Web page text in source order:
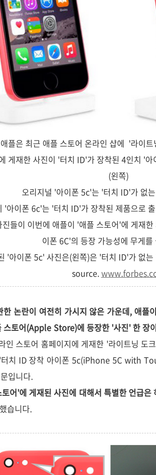
플은 최근 애플 스토어 온라인 샵에 '라이트
게재한 사진이 '터치 ID'가 장착된 4인치 '
(왼쪽)
오리지널 '아이폰 5c'는 '터치 ID'가 없
'아이폰 6c'는 '터치 ID'가 장착된 제품으로
들이 이번에 애플이 '애플 스토어'에 게재
이폰 6C'의 등장 가능성에 무게를
'아이폰 5c' 사진은(왼쪽)은 '터치 ID'가 없
source.
논란이 여전히 가시지 않은 가운데, 애
토어(Apple Store)에 등장한 '사진' 한 장
인 스토어 홈페이지에 게재한 '라이트닝
치 ID 장착 아이폰 5c(iPhone 5C with
입니다.
어'에 게재된 사진에 대해서 특별한 언급
했습니다.